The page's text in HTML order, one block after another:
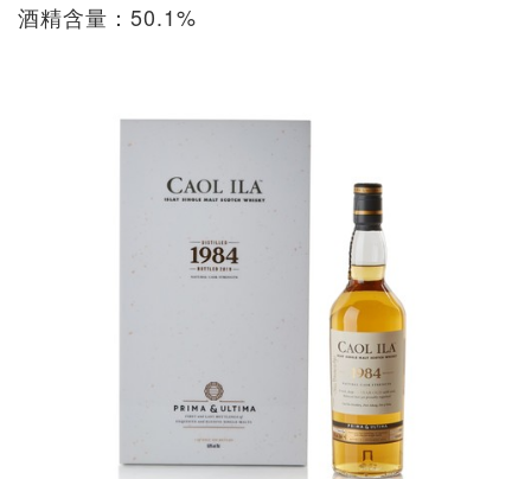
酒精含量：50.1%